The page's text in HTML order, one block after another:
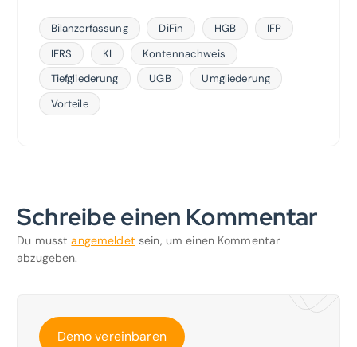
Bilanzerfassung DiFin HGB
IFP
IFRS
KI
Kontennachweis
Tiefgliederung
UGB
Umgliederung
Vorteile
Schreibe einen Kommentar
Du musstangemeldet sein, um einen Kommentar
abzugeben.
Demo vereinbaren